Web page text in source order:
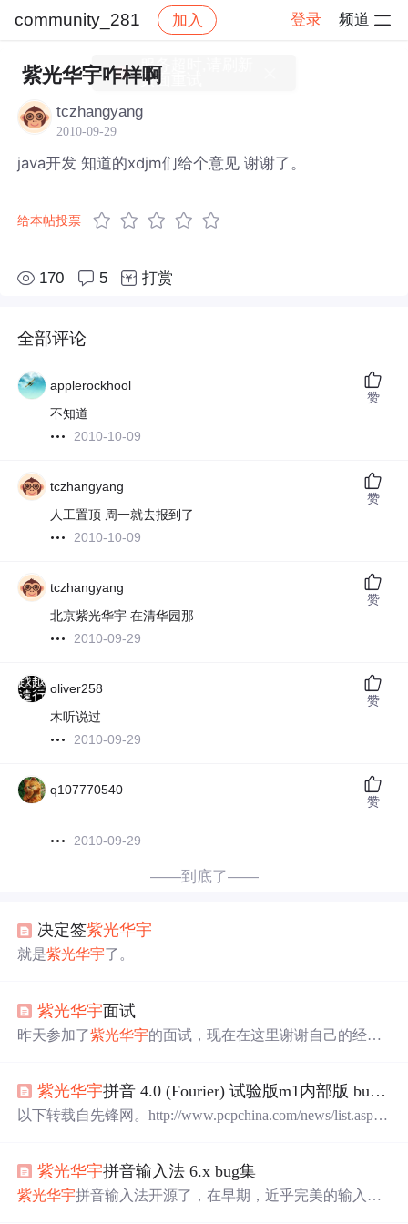
community_281 加入 登录 频道
社区 community_281
紫光华宇咋样啊
tczhangyang
2010-09-29
java开发 知道的xdjm们给个意见 谢谢了。
给本帖投票
170 5 打赏
全部评论
applerockhool
不知道
2010-10-09
赞
tczhangyang
人工置顶 周一就去报到了
2010-10-09
赞
tczhangyang
北京紫光华宇 在清华园那
2010-09-29
赞
oliver258
木听说过
2010-09-29
赞
q107770540
2010-09-29
赞
——到底了——
决定签紫光华宇
就是紫光华宇了。
紫光华宇面试
昨天参加了紫光华宇的面试，现在在这里谢谢自己的经
不错的，因为面试时间通知的比较晚，我也没有太多的时
间去查这个公司的底细我应聘的是Java软件工程师，题我
人，答这个题就有点困难了，题考的非常
紫光华宇拼音 4.0 (Fourier) 试验版m1内部版 build 5001
以下转载自先锋网。http://www.pcpchina.com/news/list.asp?i
并可以使用拼音的不完整输入（简拼）。双拼输入时可以
实时提示双拼编码信息，无需记忆。大容量精选词库，收
紫光华宇拼音输入法 6.x bug集
紫光华宇拼音输入法开源了，在早期，近乎完美的输入